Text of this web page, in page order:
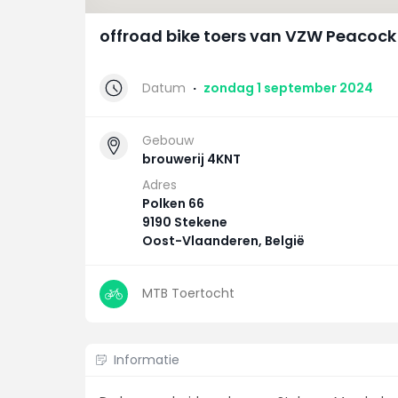
offroad bike toers van VZW Peacock
Datum · zondag 1 september 2024
Gebouw
brouwerij 4KNT
Adres
Polken 66
9190 Stekene
Oost-Vlaanderen, België
MTB Toertocht
Informatie